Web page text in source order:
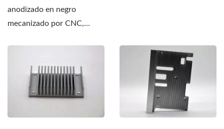
anodizado en negro
mecanizado por CNC,